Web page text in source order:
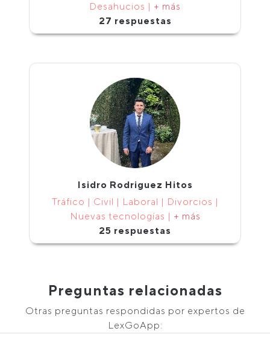
Desahucios | + más
27 respuestas
Isidro Rodriguez Hitos
Tráfico | Civil | Laboral | Divorcios |
Nuevas tecnologías | + más
25 respuestas
Preguntas relacionadas
Otras preguntas respondidas por expertos de
LexGoApp: